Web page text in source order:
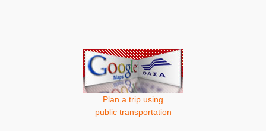
Plan a trip using
public transportation